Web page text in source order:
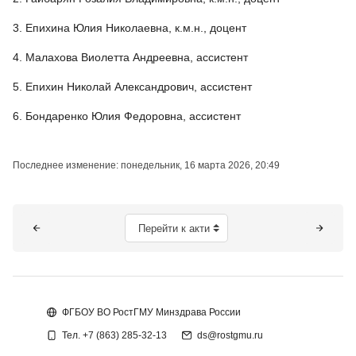
3. Епихина Юлия Николаевна, к.м.н., доцент
4. Малахова Виолетта Андреевна, ассистент
5. Епихин Николай Александрович, ассистент
6. Бондаренко Юлия Федоровна, ассистент
Последнее изменение: понедельник, 16 марта 2026, 20:49
Перейти к активному элементу
ФГБОУ ВО РостГМУ Минздрава России
Тел. +7 (863) 285-32-13 ds@rostgmu.ru